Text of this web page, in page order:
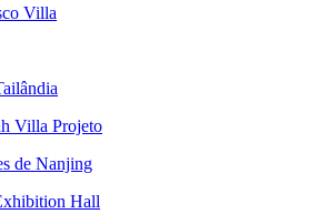
Villa
Villa Projeto
de Nanjing
Hall